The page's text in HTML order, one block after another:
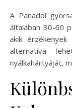
A Panadol
általában 30-60
akik
alternatíva
nyálkahártyáját,